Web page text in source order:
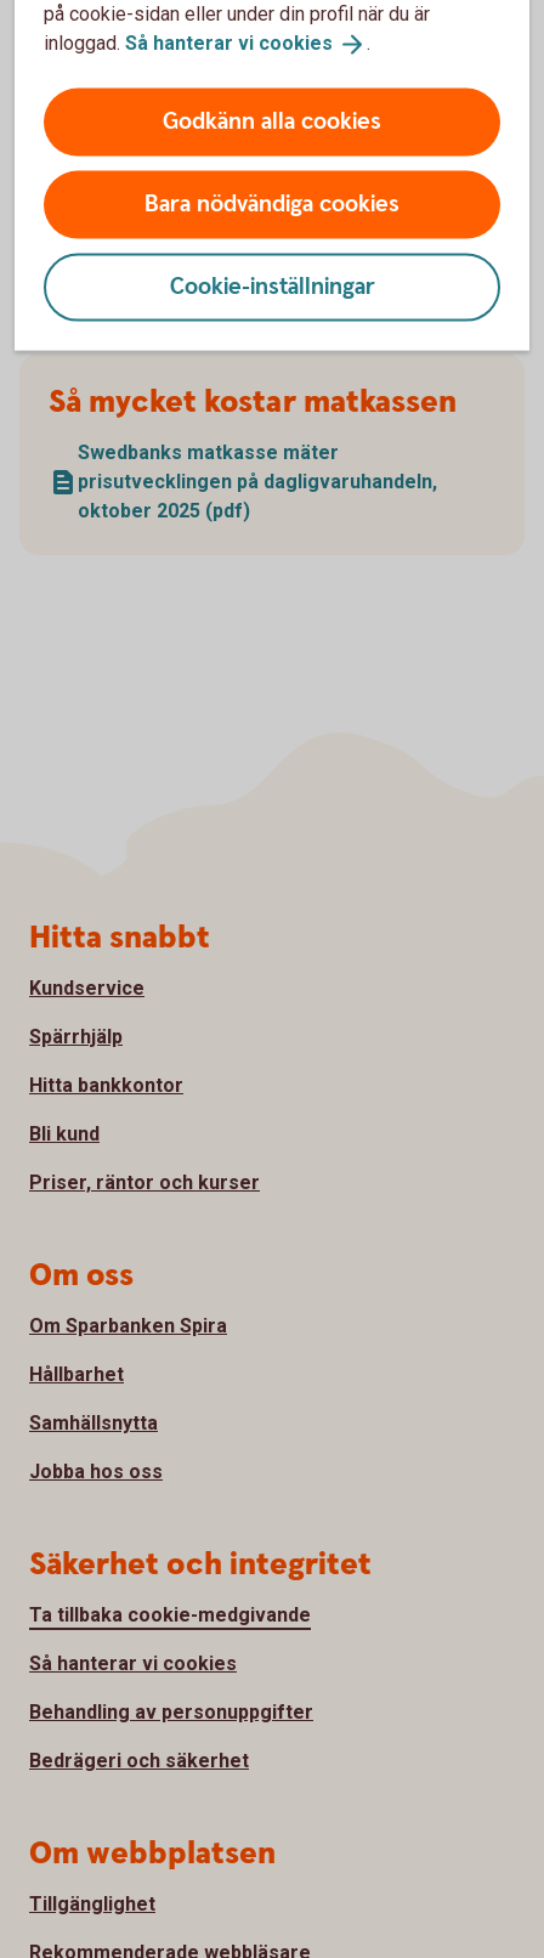
Spara 10 800 kr om året på matlåda
varannan dag
Om det känns alldeles för tråkigt att behöva säga
hejdå till krog och restaurang så behöver man inte gå
all in. Det är ju helt okej att släppa in lite ”orkar inte”,
”glömde", ”fredagslyx” och ”semester” i din nya rutin
och kanske köra matlåda varannan dag. 10 800
kronor är inte heller så dumt, eller hur?
Så mycket kostar matkassen
Swedbanks matkasse mäter
prisutvecklingen på dagligvaruhandeln,
oktober 2025 (pdf)
på cookie-sidan eller under din profil när du är
inloggad. Så hanterar vi cookies .
Godkänn alla cookies
Bara nödvändiga cookies
Cookie-inställningar
Sidfot
Hitta snabbt
Kundservice
Spärrhjälp
Hitta bankkontor
Bli kund
Priser, räntor och kurser
Om oss
Om Sparbanken Spira
Hållbarhet
Samhällsnytta
Jobba hos oss
Säkerhet och integritet
Ta tillbaka cookie-medgivande
Så hanterar vi cookies
Behandling av personuppgifter
Bedrägeri och säkerhet
Om webbplatsen
Tillgänglighet
Rekommenderade webbläsare